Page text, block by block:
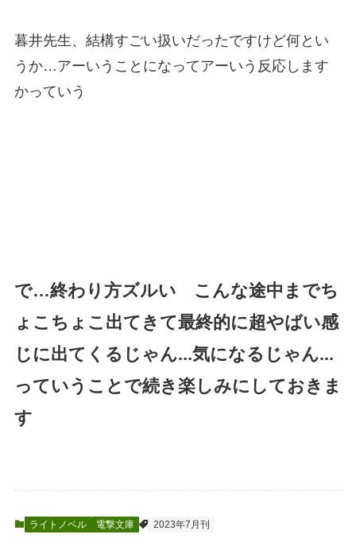
暮井先生、結構すごい扱いだったですけど何とい
うか…アーいうことになってアーいう反応します
かっていう
で…終わり方ズルい こんな途中までち
ょこちょこ出てきて最終的に超やばい感
じに出てくるじゃん...気になるじゃん...
っていうことで続き楽しみにしておきま
す
ライトノベル 電撃文庫 2023年7月刊